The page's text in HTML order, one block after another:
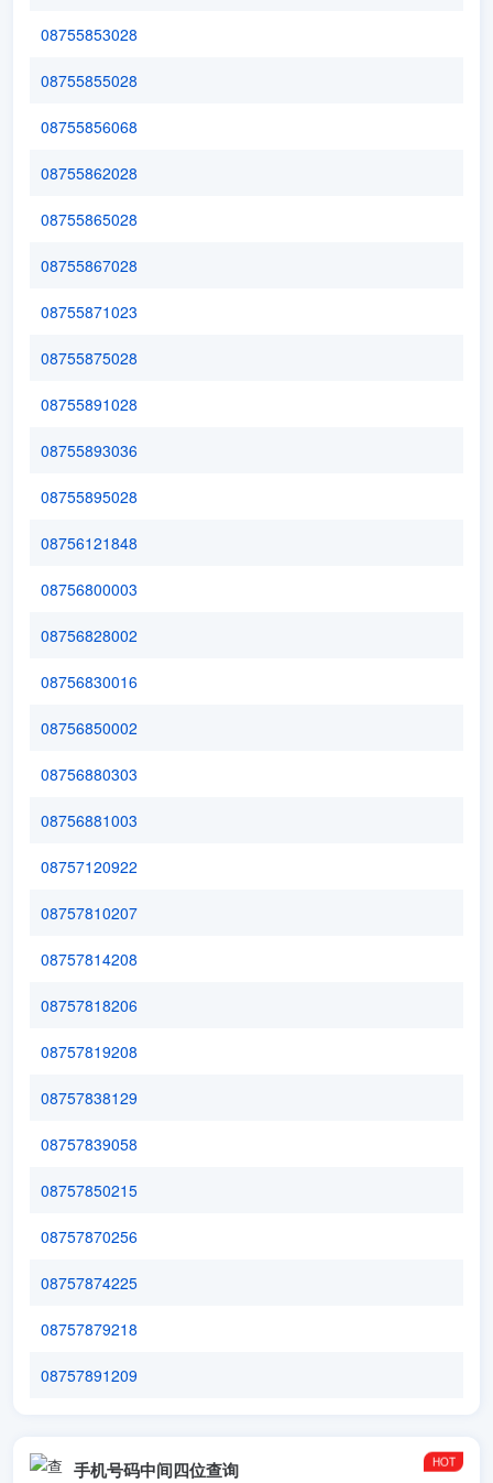
08755853028
08755855028
08755856068
08755862028
08755865028
08755867028
08755871023
08755875028
08755891028
08755893036
08755895028
08756121848
08756800003
08756828002
08756830016
08756850002
08756880303
08756881003
08757120922
08757810207
08757814208
08757818206
08757819208
08757838129
08757839058
08757850215
08757870256
08757874225
08757879218
08757891209
手机号码中间四位查询